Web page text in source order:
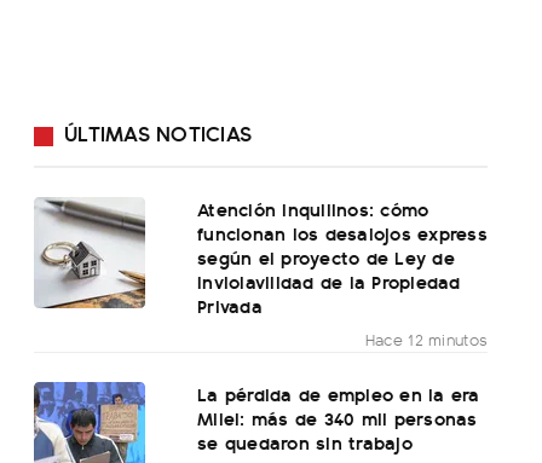
ÚLTIMAS NOTICIAS
Atención inquilinos: cómo
funcionan los desalojos express
según el proyecto de Ley de
Inviolavilidad de la Propiedad
Privada
Hace 12 minutos
La pérdida de empleo en la era
Milei: más de 340 mil personas
se quedaron sin trabajo